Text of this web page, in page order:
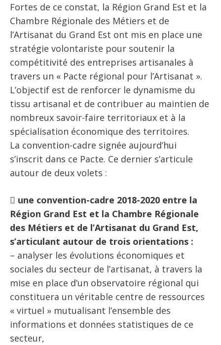
Fortes de ce constat, la Région Grand Est et la
Chambre Régionale des Métiers et de
l’Artisanat du Grand Est ont mis en place une
stratégie volontariste pour soutenir la
compétitivité des entreprises artisanales à
travers un « Pacte régional pour l’Artisanat ».
L’objectif est de renforcer le dynamisme du
tissu artisanal et de contribuer au maintien de
nombreux savoir-faire territoriaux et à la
spécialisation économique des territoires.
La convention-cadre signée aujourd’hui
s’inscrit dans ce Pacte. Ce dernier s’articule
autour de deux volets :
 une convention-cadre 2018-2020 entre la
Région Grand Est et la Chambre Régionale
des Métiers et de l’Artisanat du Grand Est,
s’articulant autour de trois orientations :
– analyser les évolutions économiques et
sociales du secteur de l’artisanat, à travers la
mise en place d’un observatoire régional qui
constituera un véritable centre de ressources
« virtuel » mutualisant l’ensemble des
informations et données statistiques de ce
secteur,